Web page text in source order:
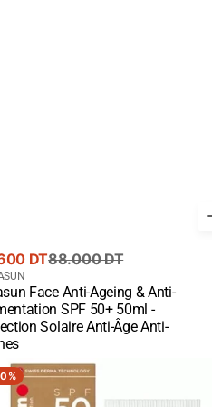
DT88.000 DT
Face Anti-Ageing & Anti-
SPF 50+ 50ml -
Solaire Anti-Âge Anti-
View